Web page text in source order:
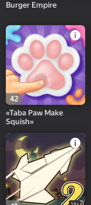
Burger Empire
42
«Taba Paw Make
Squish»
18+